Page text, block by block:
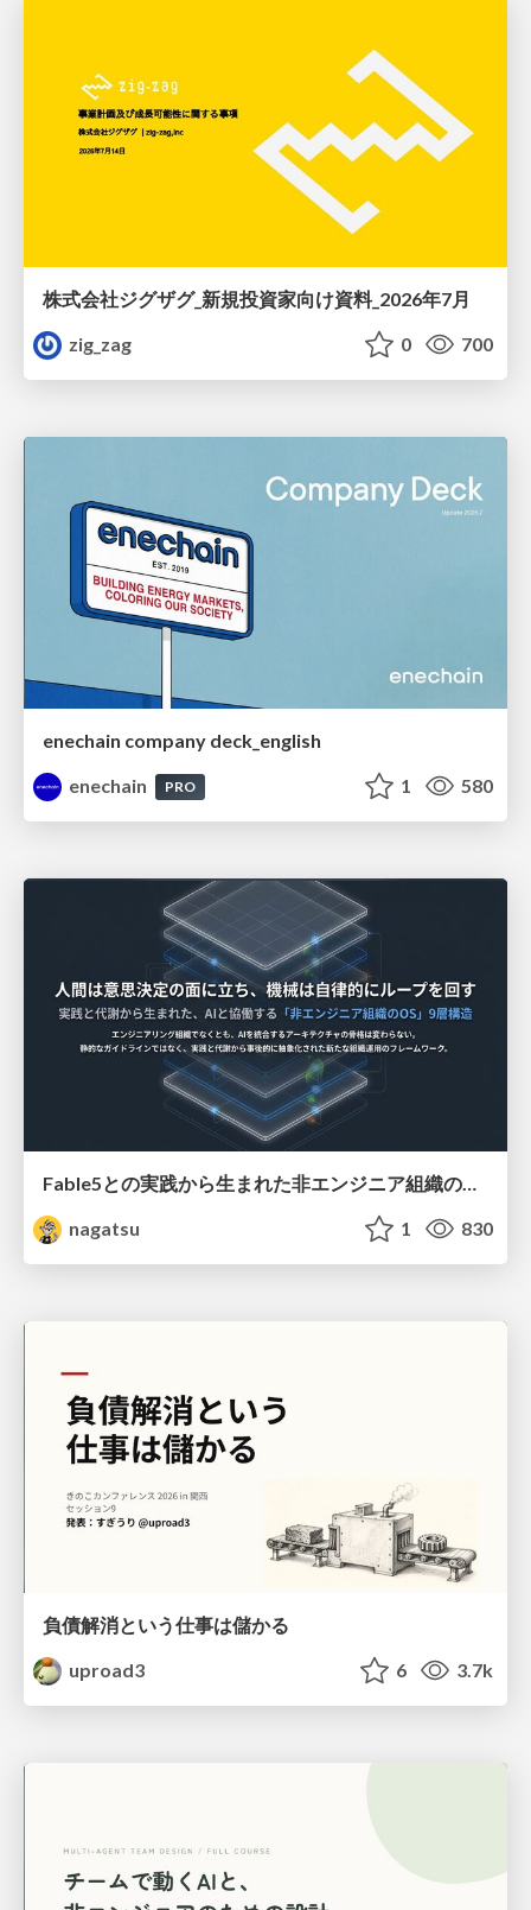
株式会社ジグザグ_新規投資家向け資料_2026年7月
zig_zag
0 700
enechain company deck_english
enechain
PRO 1 580
nagatsu
1 830
負債解消という仕事は儲かる
uproad3
6 3.7k